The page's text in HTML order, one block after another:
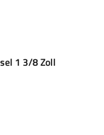
1 3/8 Zoll